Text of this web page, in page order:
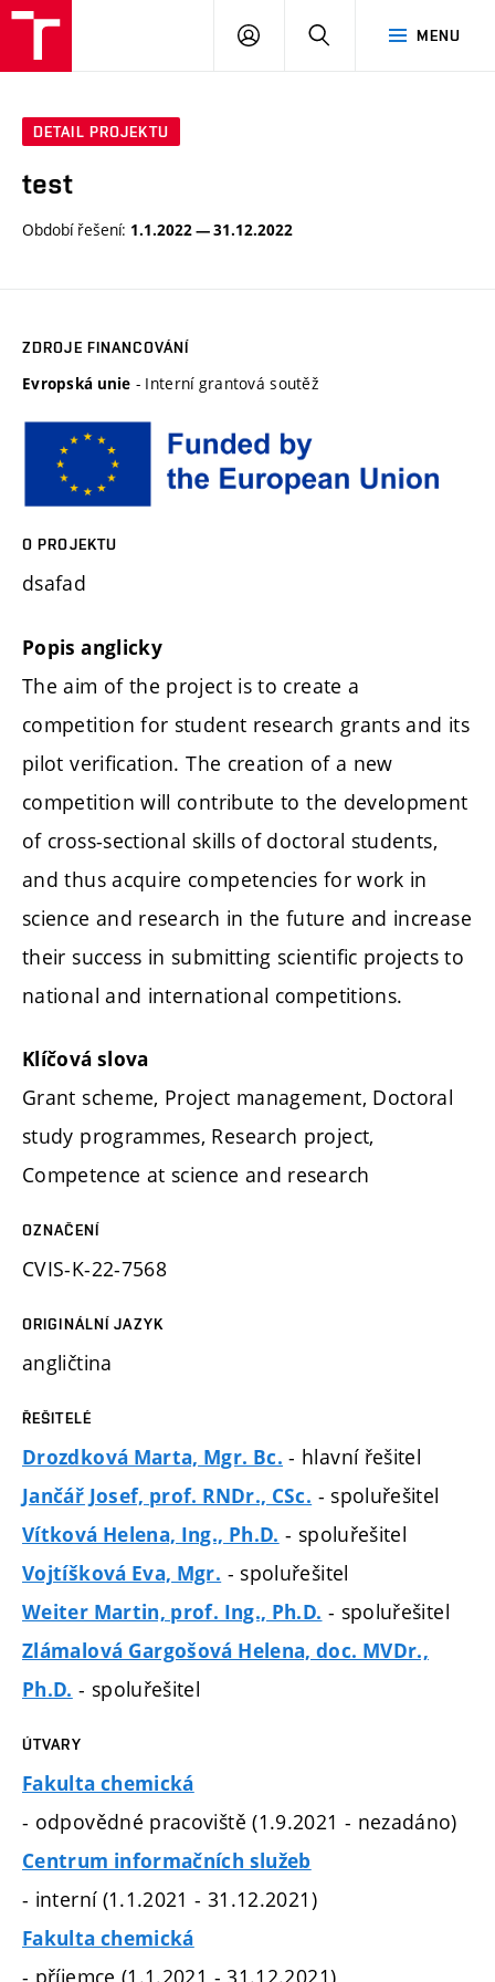
MENU
PŘIHLÁSIT
DETAIL PROJEKTU
test
Období řešení: 1.1.2022 — 31.12.2022
ZDROJE FINANCOVÁNÍ
Evropská unie - Interní grantová soutěž
O PROJEKTU
dsafad
Popis anglicky
The aim of the project is to create a
competition for student research grants and its
pilot verification. The creation of a new
competition will contribute to the development
of cross-sectional skills of doctoral students,
and thus acquire competencies for work in
science and research in the future and increase
their success in submitting scientific projects to
national and international competitions.
Klíčová slova
Grant scheme, Project management, Doctoral
study programmes, Research project,
Competence at science and research
OZNAČENÍ
CVIS-K-22-7568
ORIGINÁLNÍ JAZYK
angličtina
ŘEŠITELÉ
Drozdková Marta, Mgr. Bc. - hlavní řešitel
Jančář Josef, prof. RNDr., CSc. - spoluřešitel
Vítková Helena, Ing., Ph.D. - spoluřešitel
Vojtíšková Eva, Mgr. - spoluřešitel
Weiter Martin, prof. Ing., Ph.D. - spoluřešitel
Zlámalová Gargošová Helena, doc. MVDr.,
Ph.D. - spoluřešitel
ÚTVARY
Fakulta chemická
- odpovědné pracoviště (1.9.2021 - nezadáno)
Centrum informačních služeb
- interní (1.1.2021 - 31.12.2021)
Fakulta chemická
- příjemce (1.1.2021 - 31.12.2021)